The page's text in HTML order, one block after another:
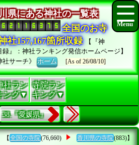
県にある神社の一覧表
全国のお寺
社157,167箇所収録
【『神
録』：神社ランキング発信ホームページ】
社サーチ》ホーム [As of 26/08/10]
社ラン
ング▼
寺院ラン
キング▼
38.『愛媛県』
【 全国の寺院(76,660) 香川県の寺院(883)】